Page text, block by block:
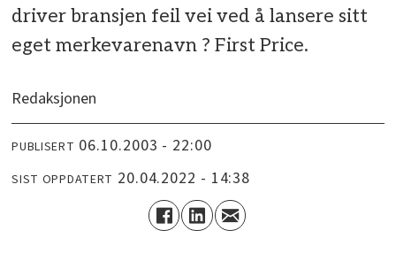
driver bransjen feil vei ved å lansere sitt
eget merkevarenavn ? First Price.
Redaksjonen
PUBLISERT 06.10.2003 - 22:00
SIST OPPDATERT 20.04.2022 - 14:38